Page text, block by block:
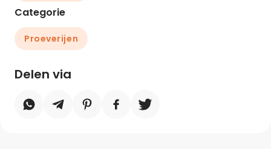
Categorie
Proeverijen
Delen via